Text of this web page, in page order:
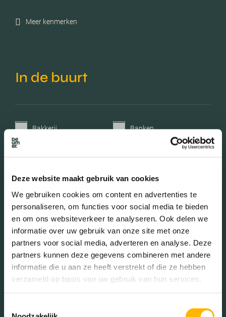
Deze website maakt gebruik van cookies
We gebruiken cookies om content en advertenties te
personaliseren, om functies voor social media te bieden
en om ons websiteverkeer te analyseren. Ook delen we
informatie over uw gebruik van onze site met onze
partners voor social media, adverteren en analyse. Deze
partners kunnen deze gegevens combineren met andere
informatie die u aan ze heeft verstrekt of die ze hebben
verzameld op basis van uw gebruik van hun services.
Meer kenmerken
In de buurt
Bakkerij Banken
Parken Parkeerplaats
Restaurant Scholen
Sportschool Winkels
Tankstations Taxistandplaats
Treinstation